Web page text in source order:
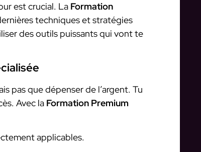
est crucial. La Formation
techniques et stratégies
des outils puissants qui vont te
pas que dépenser de l’argent. Tu
Avec la Formation Premium
applicables.